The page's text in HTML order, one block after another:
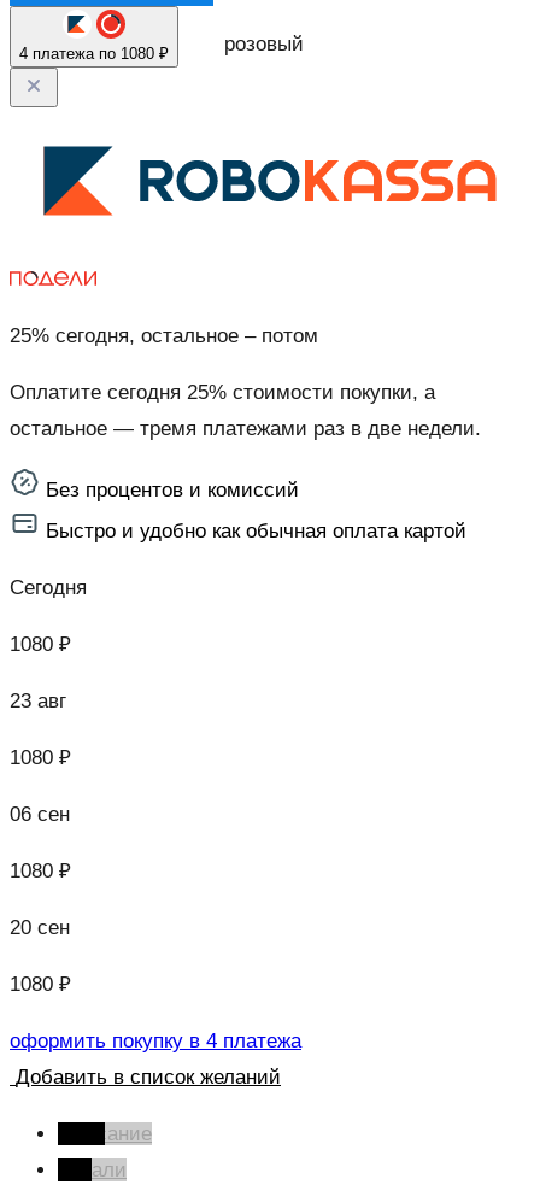
розовый
4 платежа по 1080 ₽
25% сегодня, остальное – потом
Оплатите сегодня 25% стоимости покупки, а
остальное — тремя платежами раз в две недели.
Без процентов и комиссий
Быстро и удобно как обычная оплата картой
Сегодня
1080 ₽
23 авг
1080 ₽
06 сен
1080 ₽
20 сен
1080 ₽
оформить покупку в 4 платежа
Добавить в список желаний
Описание
Детали